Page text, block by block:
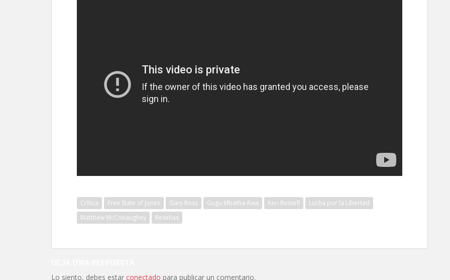
Crítica Free State of Jones Gary Ross Gugu Mbatha-Raw Keri Russell
Lucha por la Libertad
Matthew McConaughey
Reseñas
Lo siento, debes estar conectado para publicar un comentario.